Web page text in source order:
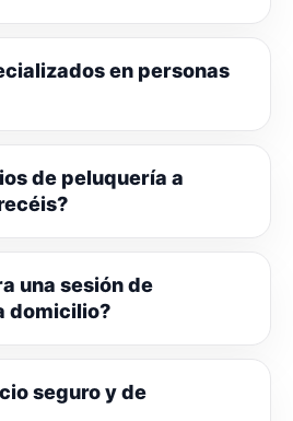
en personas
de peluquería a
una sesión de
domicilio?
seguro y de